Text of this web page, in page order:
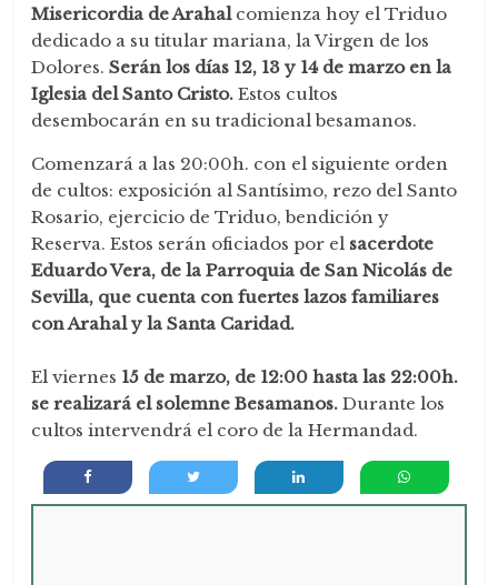
Misericordia de Arahalcomienza hoy el Triduo
dedicado a su titular mariana, la Virgen de los
Dolores.Serán los días 12, 13 y 14 de marzo en la
Iglesia del Santo Cristo. Estos cultos
desembocarán en su tradicional besamanos.
Comenzará a las 20:00h. con el siguiente orden
de cultos: exposición al Santísimo, rezo del Santo
Rosario, ejercicio de Triduo, bendición y
Reserva. Estos serán oficiados por el sacerdote
Eduardo Vera, de la Parroquia de San Nicolás de
Sevilla, que cuenta con fuertes lazos familiares
con Arahal y la Santa Caridad.
El viernes 15 de marzo, de 12:00 hasta las 22:00h.
se realizará el solemne Besamanos. Durante los
cultos intervendrá el coro de la Hermandad.